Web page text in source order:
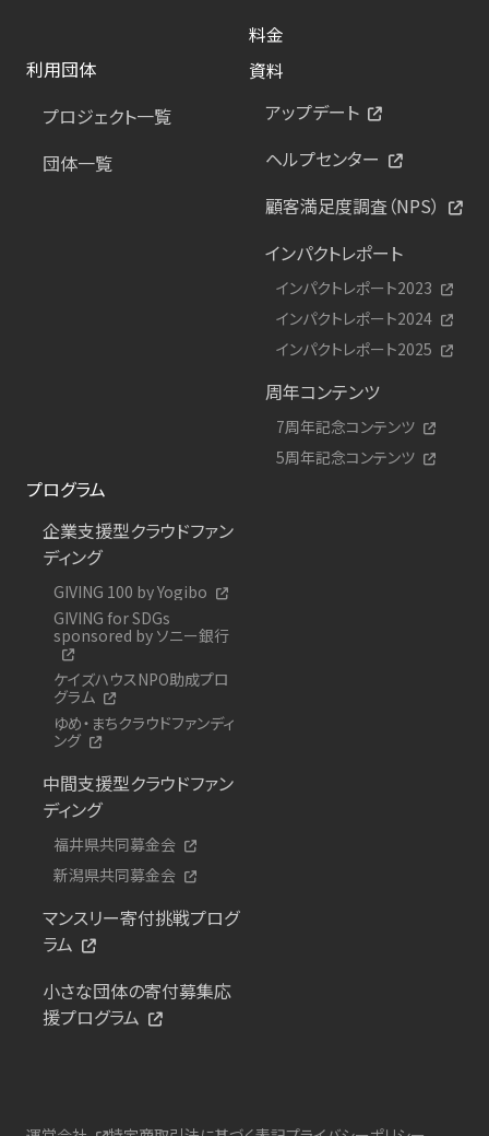
料金
利用団体
プロジェクト一覧
団体一覧
資料
アップデート
ヘルプセンター
顧客満足度調査（NPS）
インパクトレポート
インパクトレポート2023
インパクトレポート2024
インパクトレポート2025
周年コンテンツ
7周年記念コンテンツ
5周年記念コンテンツ
プログラム
企業支援型クラウドファン
ディング
GIVING 100 by Yogibo
GIVING for SDGs
sponsored by ソニー銀行
ケイズハウスNPO助成プロ
グラム
ゆめ・まちクラウドファンディ
ング
中間支援型クラウドファン
ディング
福井県共同募金会
新潟県共同募金会
マンスリー寄付挑戦プログ
ラム
小さな団体の寄付募集応
援プログラム